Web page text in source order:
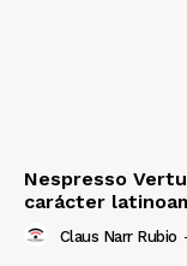
Nespresso
carácter
Claus Narr Rubio